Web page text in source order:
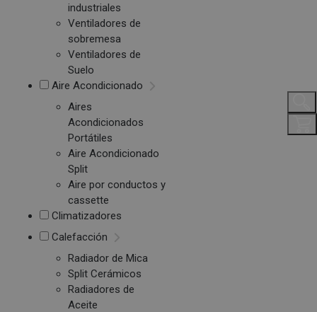
industriales
Ventiladores de
sobremesa
Ventiladores de
Suelo
Aire Acondicionado
Aires
Acondicionados
Portátiles
Aire Acondicionado
Split
Aire por conductos y
cassette
Climatizadores
Calefacción
Radiador de Mica
Split Cerámicos
Radiadores de
Aceite